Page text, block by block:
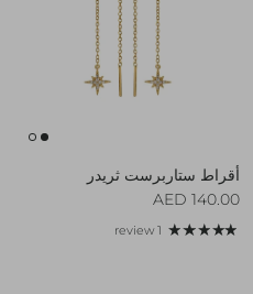
أقراط ستاربرست ثريدر
Regular price
140.00 AED
1 review